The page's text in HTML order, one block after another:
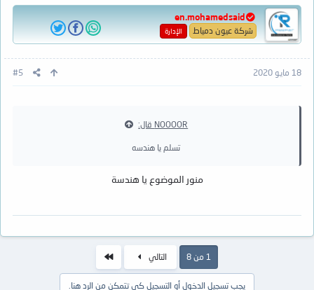
ع
ل
ا
ت
en.mohamedsaid
شركة عيون دمياط الإدارة
18 مايو 2020 #5
NOOOOR قال:
تسلم يا هندسه
منور الموضوع يا هندسة
1 من 8 التالي
يجب تسجيل الدخول أو التسجيل كي تتمكن من الرد هنا.